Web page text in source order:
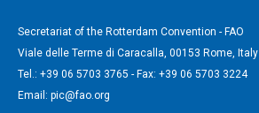
Secretariat of the Rotterdam Convention - FAO
Viale delle Terme di Caracalla, 00153 Rome, Italy
Tel.: +39 06 5703 3765 - Fax: +39 06 5703 3224
Email: pic@fao.org